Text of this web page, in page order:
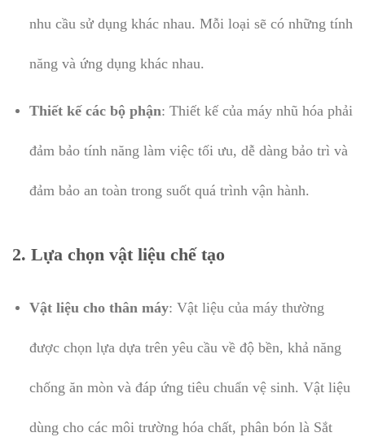
nhu cầu sử dụng khác nhau. Mỗi loại sẽ có những tính
năng và ứng dụng khác nhau.
Thiết kế các bộ phận: Thiết kế của máy nhũ hóa phải
đảm bảo tính năng làm việc tối ưu, dễ dàng bảo trì và
đảm bảo an toàn trong suốt quá trình vận hành.
2. Lựa chọn vật liệu chế tạo
Vật liệu cho thân máy: Vật liệu của máy thường
được chọn lựa dựa trên yêu cầu về độ bền, khả năng
chống ăn mòn và đáp ứng tiêu chuẩn vệ sinh. Vật liệu
dùng cho các môi trường hóa chất, phân bón là Sắt